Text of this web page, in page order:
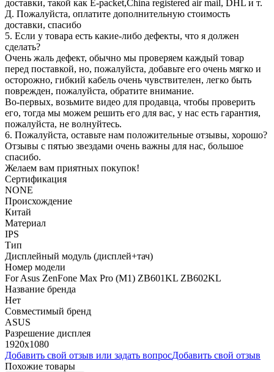
доставки, такой как E-packet,China registered air mail, DHL и т.
Д. Пожалуйста, оплатите дополнительную стоимость
доставки, спасибо
5. Если у товара есть какие-либо дефекты, что я должен
сделать?
Очень жаль дефект, обычно мы проверяем каждый товар
перед поставкой, но, пожалуйста, добавьте его очень мягко и
осторожно, гибкий кабель очень чувствителен, легко быть
поврежден, пожалуйста, обратите внимание.
Во-первых, возьмите видео для продавца, чтобы проверить
его, тогда мы можем решить его для вас, у нас есть гарантия,
пожалуйста, не волнуйтесь.
6. Пожалуйста, оставьте нам положительные отзывы, хорошо?
Отзывы с пятью звездами очень важны для нас, большое
спасибо.
Желаем вам приятных покупок!
Сертификация
NONE
Происхождение
Китай
Материал
IPS
Тип
Дисплейный модуль (дисплей+тач)
Номер модели
For Asus ZenFone Max Pro (M1) ZB601KL ZB602KL
Название бренда
Нет
Совместимый бренд
ASUS
Разрешение дисплея
1920x1080
Добавить свой отзыв или задать вопросДобавить свой отзыв
Похожие товары